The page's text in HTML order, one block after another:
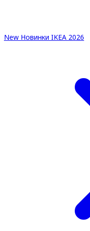
New Новинки IKEA 2026